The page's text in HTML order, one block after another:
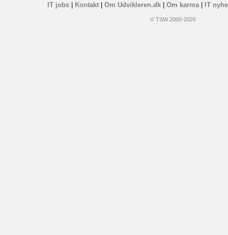
IT jobs| Kontakt| Om Udvikleren.dk| Om karma| IT
© TSW 2000-2026